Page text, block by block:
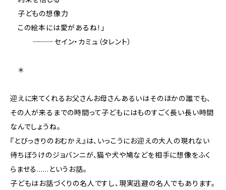
子どもの想像力――
この絵本には愛があるね！」
―――――セイン・カミュ（タレント）
＊
迎えに来てくれるお父さんお母さんあるいはそのほかの誰でも、
その人が来るまでの時間って子どもにはものすごく長い長い時間
なんでしょうね。
『とびっきりのおむかえ』は、いっこうにお迎えの大人の現れない
待ちぼうけのジョバンニが、猫や犬や鳩などを相手に想像をふく
らませる……というお話。
子どもはお話づくりの名人ですし、現実逃避の名人でもあります。